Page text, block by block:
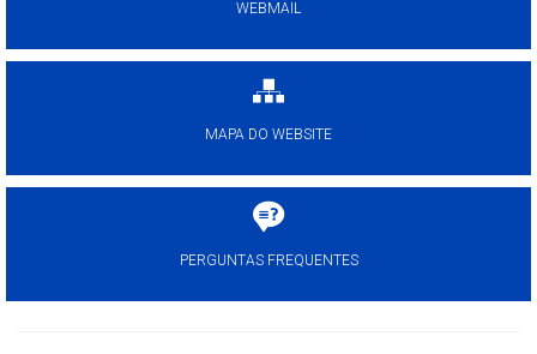
WEBMAIL
MAPA DO WEBSITE
PERGUNTAS FREQUENTES